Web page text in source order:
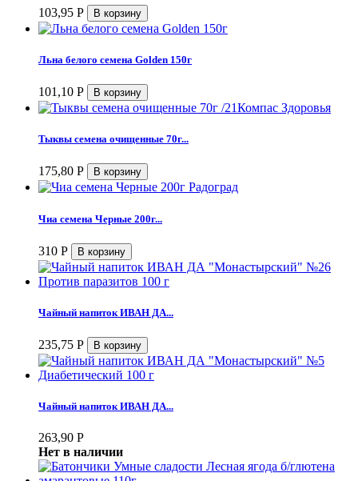
103,95 Р
Льна белого семена Golden 150г
101,10 Р
Тыквы семена очищенные 70г...
175,80 Р
Чиа семена Черные 200г...
310 Р
Чайный напиток ИВАН ДА...
235,75 Р
Чайный напиток ИВАН ДА...
263,90 Р
Нет в наличии